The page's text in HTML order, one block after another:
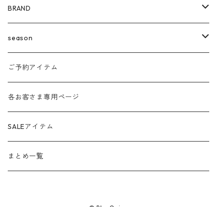
BRAND
agnost
amo
anana
ante aciem
any
season
24ss
24aw
25ss
25aw
ご予約アイテム
各お客さま専用ページ
SALEアイテム
まとめ一覧